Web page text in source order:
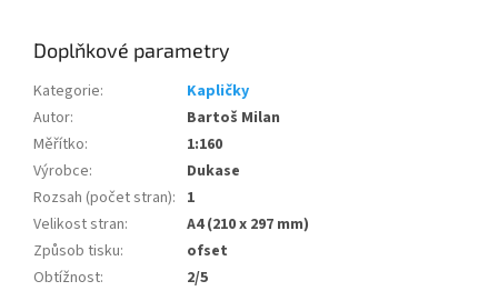
Doplňkové parametry
Kategorie:
Kapličky
Autor:
Bartoš Milan
Měřítko:
1:160
Výrobce:
Dukase
Rozsah (počet stran): 1
Velikost stran:
A4 (210 x 297 mm)
Způsob tisku:
ofset
Obtížnost: 2/5